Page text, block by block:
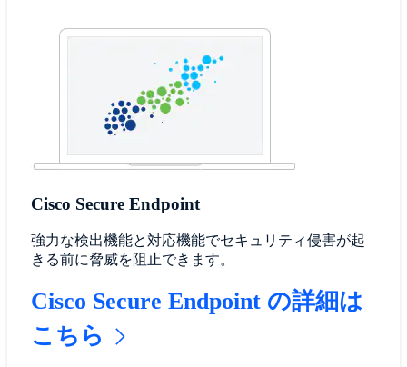
Cisco Secure Endpoint
強力な検出機能と対応機能でセキュリティ侵害が起
きる前に脅威を阻止できます。
Cisco Secure Endpoint の詳細は
こちら